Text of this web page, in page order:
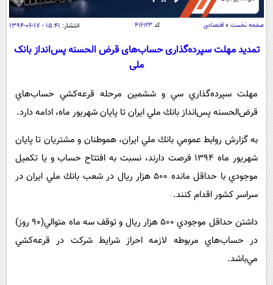
اقتصاد
اقتصادی
خودرو
جامعه
اجتماعی
سلامت
یک برش دانایی
محیط زیست
سفر و تفریح
ورزشی
بین الملل
سیاست خارجی
فرهنگ و هنر
فناوری و It
علمی
قرآن
گوناگون
مجله تصویری سلاح
صفحه نخست » اقتصادی کد۴۱۶۱۲۳ انتشار: ۱۵:۴۱ - ۱۷-۰۶-۱۳۹۴
تمديد مهلت سپرده‌گذاری حساب‌های قرض‌ الحسنه پس‌انداز بانک
ملی
مهلت سپرده‌گذاري سي و ششمين مرحله قرعه‌كشي حساب‌هاي
قرض‌الحسنه پس‌انداز بانك ملي ايران تا پايان شهريور ماه، ادامه دارد.
به گزارش روابط عمومي بانك ملي ايران، هموطنان و مشتريان تا پايان
شهريور ماه 1394 فرصت دارند، نسبت به افتتاح حساب و يا تكميل
موجودي با حداقل مانده 500 هزار ريال در شعب بانك ملي ايران در
سراسر كشور اقدام كنند.
داشتن حداقل موجودي 500 هزار ريال و توقف سه ماه متوالي(90 روز)
در حساب‌هاي مربوطه لازمه احراز شرايط شركت در قرعه‌كشي
مي‌باشد.